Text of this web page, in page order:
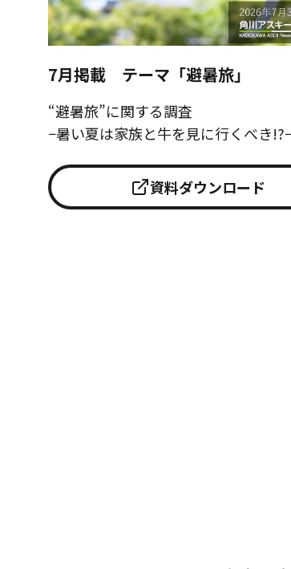
7月掲載 テーマ「避暑旅」
“避暑旅”に関する調査
−暑い夏は家族と牛を見に行くべき
資料ダウンロード